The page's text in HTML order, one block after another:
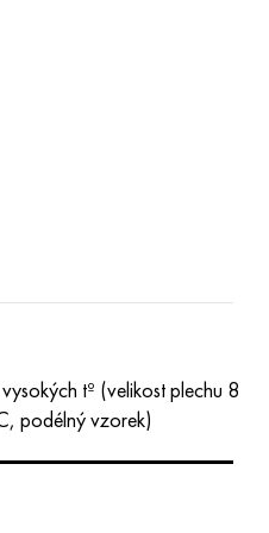
tº (velikost plechu 8
podélný vzorek)